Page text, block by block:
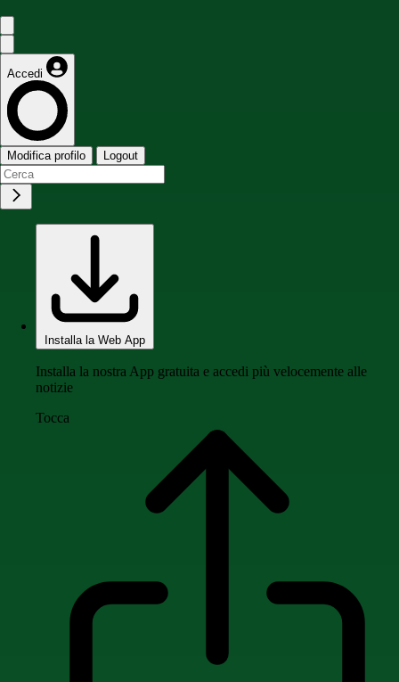
Accedi
Modifica profilo Logout
Installa la Web App
Installa la nostra App gratuita e accedi più velocemente alle
notizie
Tocca